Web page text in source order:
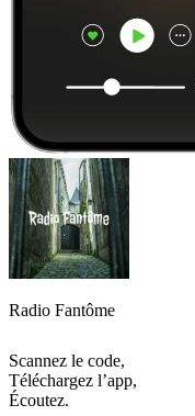
Radio Fantôme
Scannez le code,
Téléchargez l’app,
Écoutez.